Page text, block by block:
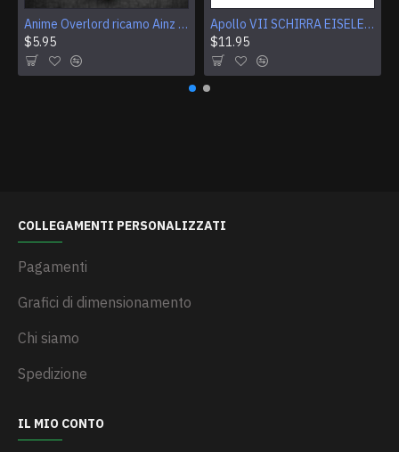
Anime Overlord ricamo Ainz Ooal Gown patch Sorcerer King Iron-on patch Hook and loop Mga ricamato Sew-on patch Halloween Skull gift
$5.95
Apollo VII SCHIRRA EISELE CUNNINGHAM Logo Patch per ricamo NASA
$11.95
COLLEGAMENTI PERSONALIZZATI
Pagamenti
Grafici di dimensionamento
Chi siamo
Spedizione
IL MIO CONTO